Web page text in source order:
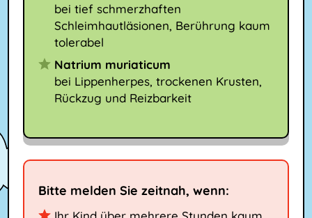
bei tief schmerzhaften
Schleimhautläsionen, Berührung kaum
tolerabel
Natrium muriaticum
bei Lippenherpes, trockenen Krusten,
Rückzug und Reizbarkeit
Bitte melden Sie zeitnah, wenn: